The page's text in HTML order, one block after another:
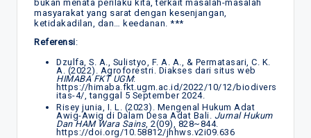
bukan menata perilaku kita, terkait masalah-masalah
masyarakat yang sarat dengan kesenjangan,
ketidakadilan, dan… keedanan. ***
Referensi:
Dzulfa, S. A., Sulistyo, F. A. A., & Permatasari, C. K.
A. (2022). Agroforestri. Diakses dari situs web
HIMABA FKT UGM:
https://himaba.fkt.ugm.ac.id/2022/10/12/biodivers
itas-4/, tanggal 5 September 2024.
Risey junia, I. L. (2023). Mengenal Hukum Adat
Awig-Awig di Dalam Desa Adat Bali. Jurnal Hukum
Dan HAM Wara Sains, 2(09), 828~844.
https://doi.org/10.58812/jhhws.v2i09.636